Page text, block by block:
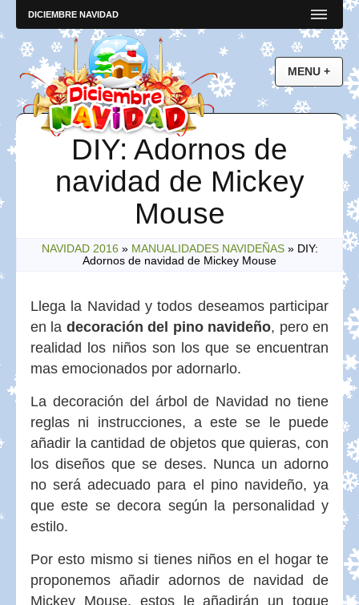
DICIEMBRE NAVIDAD
DIY: Adornos de
navidad de Mickey
Mouse
NAVIDAD 2016 » MANUALIDADES NAVIDEÑAS» DIY:
Adornos de navidad de Mickey Mouse
Llega la Navidad y todos deseamos participar
en la decoración del pino navideño, pero en
realidad los niños son los que se encuentran
mas emocionados por adornarlo.
La decoración del árbol de Navidad no tiene
reglas ni instrucciones, a este se le puede
añadir la cantidad de objetos que quieras, con
los diseños que se deses. Nunca un adorno
no será adecuado para el pino navideño, ya
que este se decora según la personalidad y
estilo.
Por esto mismo si tienes niños en el hogar te
proponemos añadir adornos de navidad de
Mickey Mouse, estos le añadirán un toque